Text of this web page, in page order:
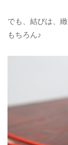
でも、結びは、緻
もちろん♪